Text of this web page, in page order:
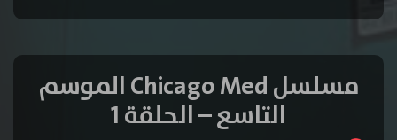
مسلسل Chicago Med الموسم
التاسع – الحلقة 1